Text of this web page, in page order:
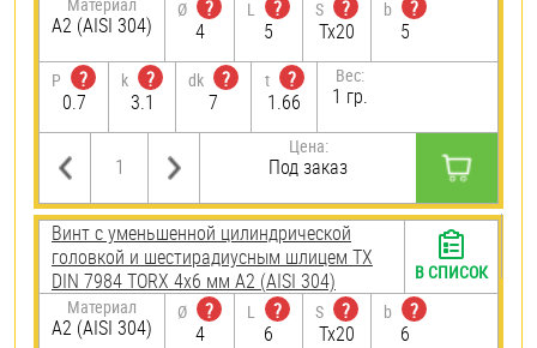
А2 (AISI 304)
Ø
?
4
L
?
5
S
?
Tx20
b
?
5
P
?
0.7
k
?
3.1
dk
?
7
t
?
1.66
Вес:
1 гр.
Цена:
Под заказ
Винт с уменьшенной цилиндрической
головкой и шестирадиусным шлицем TX
DIN 7984 TORX 4х6 мм А2 (AISI 304)
Материал
А2 (AISI 304)
Ø
?
4
L
?
6
S
?
Tx20
b
?
6
В СПИСОК